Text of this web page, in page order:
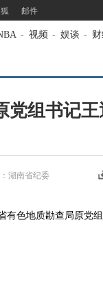
邮件
- 视频 - 娱谈 -
党组书记
湖南省纪委
色地质勘查局原党